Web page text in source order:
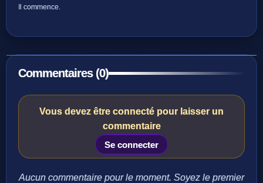
Il commence.
Commentaires (0)
Vous devez être connecté pour laisser un
commentaire
Se connecter
Aucun commentaire pour le moment. Soyez le premier